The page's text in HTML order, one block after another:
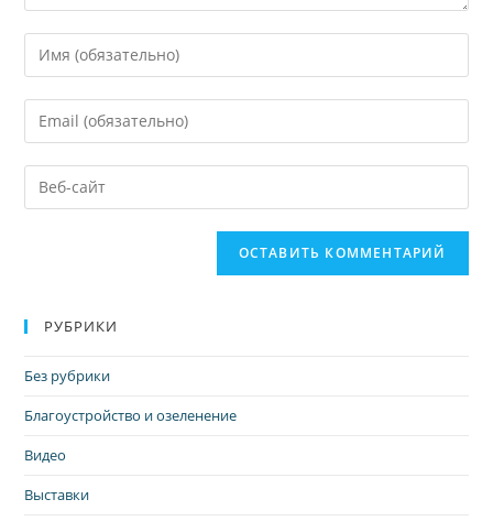
РУБРИКИ
Без рубрики
Благоустройство и озеленение
Видео
Выставки